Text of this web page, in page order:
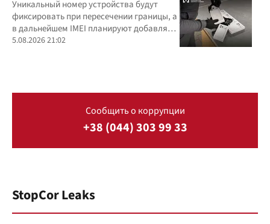
Уникальный номер устройства будут
фиксировать при пересечении границы, а
в дальнейшем IMEI планируют добавлять
и в фискальные чеки
5.08.2026 21:02
Сообщить о коррупции
+38 (044) 303 99 33
StopCor Leaks